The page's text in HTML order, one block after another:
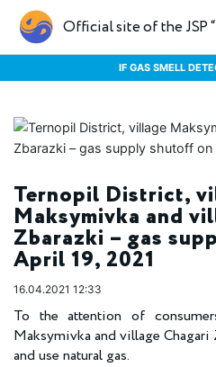
Official site of the JSP
IF GAS SMELL
Ternopil District,
Maksymivka and
Zbarazki – gas
April 19, 2021
16.04.2021 12:33
To the attention of
Maksymivka and village
and use natural gas.